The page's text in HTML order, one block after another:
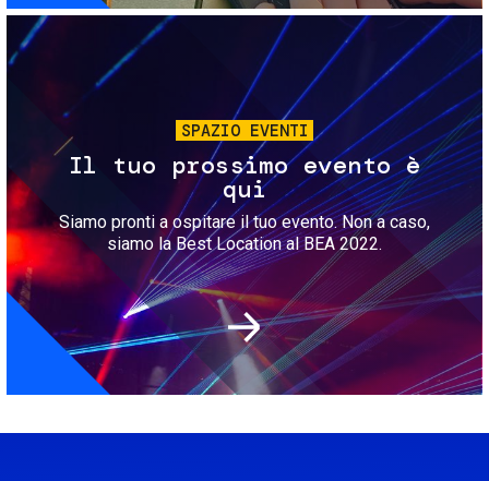
Immagine
SPAZIO EVENTI
Il tuo prossimo evento è
qui
Siamo pronti a ospitare il tuo evento. Non a caso,
siamo la Best Location al BEA 2022.